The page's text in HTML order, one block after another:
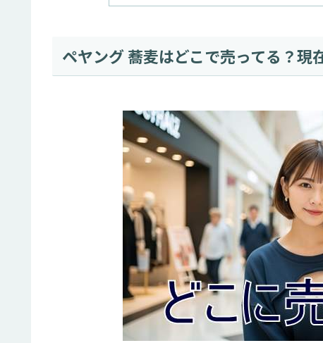
ペヤング 蕎麦はどこで売ってる？現